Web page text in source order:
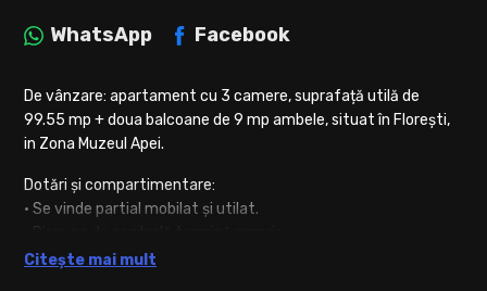
WhatsApp Facebook
De vânzare: apartament cu 3 camere, suprafață utilă de
99.55 mp + doua balcoane de 9 mp ambele, situat în Florești,
in Zona Muzeul Apei.
Dotări și compartimentare:
• Se vinde partial mobilat și utilat.
• Este decomandat și compartimentat astfel:
Citește mai mult